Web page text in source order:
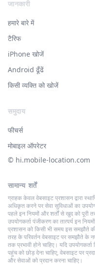
जानकारी
हमारे बारे में
टैरिफ
iPhone खोजें
Android ढूँढें
किसी व्यक्ति को खोजें
समुदाय
फीचर्स
मोबाइल ऑपरेटर
© ‌hi.mobile-location.com
सामान्य शर्तें
ग्राहक केवल वेबसाइट प्रशासन द्वारा
अधिकृत करने पर सेवा सुविधाओं का
पहले इन नियमों और शर्तों से खुद को पूरी
उपयोगकर्ता पंजीकरण का तात्पर्य इन
प्रशासन को किसी भी समय इस समझौते
तरह के परिवर्तन वेबसाइट पर समझौते के
तक प्रभावी होने चाहिए। यदि
पहुंच को छोड़ देना चाहिए, वेबसाइट पर
और सेवाओं को प्रदान करना चाहिए।